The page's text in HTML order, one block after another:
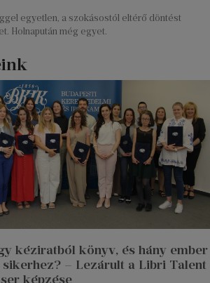
egyetlen, a szokásostól eltérő döntést
Holnapután még egyet.
kéziratból könyv, és hány ember
– Lezárult a Libri Talent
képzése